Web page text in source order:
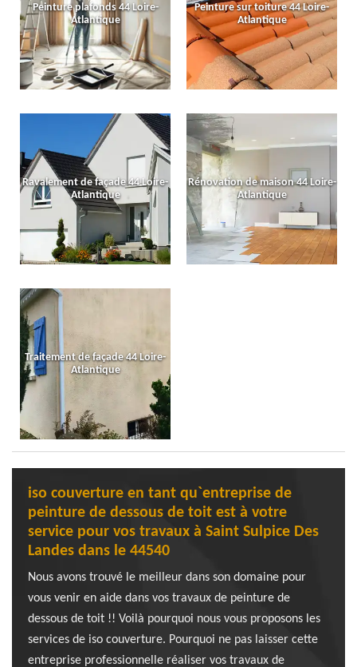
Peinture plafonds 44 Loire-
Atlantique
Peinture sur toiture 44 Loire-
Atlantique
Ravalement de façade 44 Loire-
Atlantique
Rénovation de maison 44 Loire-
Atlantique
Traitement de façade 44 Loire-
Atlantique
iso couverture en tant qu`entreprise de
peinture de dessous de toit est à votre
service pour vos travaux à Saint Sulpice Des
Landes dans le 44540
Nous avons trouvé le meilleur dans son domaine pour
vous venir en aide dans vos travaux de peinture de
dessous de toit !! Voilà pourquoi nous vous proposons les
services de iso couverture. Pourquoi ne pas laisser cette
entreprise professionnelle réaliser vos travaux de